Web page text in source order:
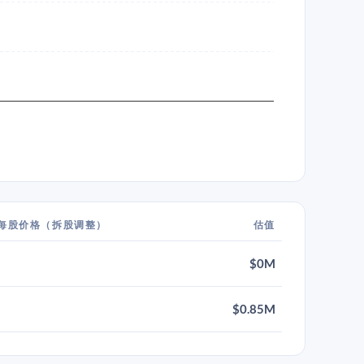
股价格（拆股调整） 估值
$0M
$0.85M